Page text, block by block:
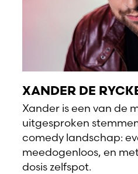
XANDER DE
Xander is een van de
uitgesproken
comedy landschap:
meedogenloos, en
dosis zelfspot.